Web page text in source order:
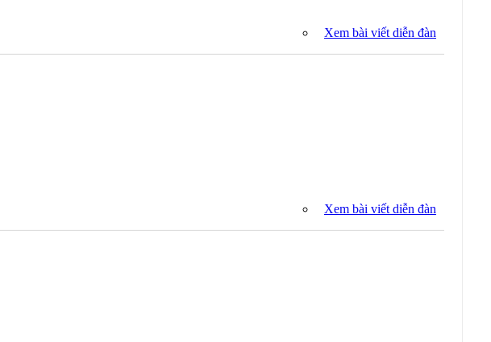
Xem bài viết diễn đàn
Xem bài viết diễn đàn